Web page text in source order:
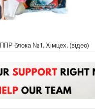
ППР блока №1. Хімцех. (відео)